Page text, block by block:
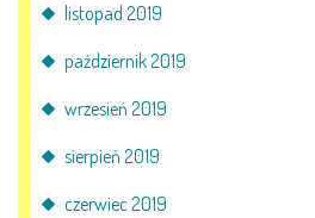
listopad 2019
październik 2019
wrzesień 2019
sierpień 2019
czerwiec 2019